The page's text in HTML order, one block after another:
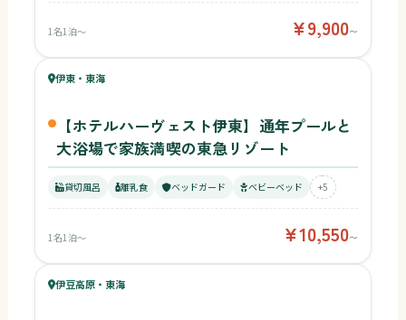
1名1泊〜 ¥9,900〜
83ベビー
76キッズ
伊東・東海
【ホテルハーヴェスト伊東】通年プールと
大浴場で家族満喫の東急リゾート
貸切風呂 離乳食 ベッドガード ベビーベッド +5
1名1泊〜 ¥10,550〜
76ベビー
65キッズ
伊豆高原・東海